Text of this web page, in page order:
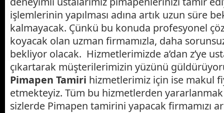
işlemlerinin yapılması adına artık uzun süre
kalmayacak. Çünkü bu konuda profesyonel
koyacak olan uzman firmamızla, daha
bekliyor olacak. Hizmetlerimizde a’dan z’ye
çıkartarak müşterilerimizin yüzünü
Pimapen Tamiri hizmetlerimiz için ise makul
etmekteyiz. Tüm bu hizmetlerden yararlanmak
sizlerde Pimapen tamirini yapacak firmamızı